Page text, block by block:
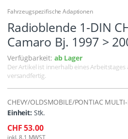
Fahrzeugspezifische Adaptionen
Radioblende 1-DIN
Camaro Bj. 1997 >
Verfügbarkeit: ab Lager
Der Artikel ist innerhalb eines Arbeitstages
versandfertig.
CHEVY/OLDSMOBILE/PONTIAC
Einheit: Stk.
CHF 53.00
inkl. 8.1 MWST